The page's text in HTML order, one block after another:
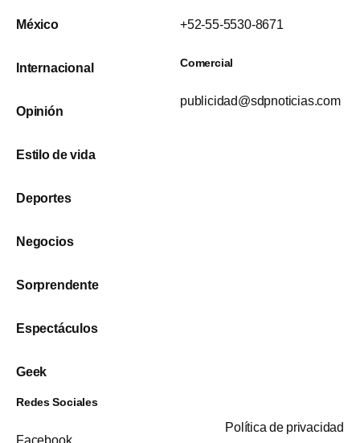
México
Internacional
Opinión
Estilo de vida
Deportes
Negocios
Sorprendente
Espectáculos
Geek
+52-55-5530-8671
Comercial
publicidad@sdpnoticias.com
Redes Sociales
Facebook
Política de privacidad